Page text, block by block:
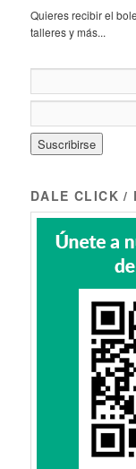
Quieres recibir el
talleres y más...
DALE CLICK /